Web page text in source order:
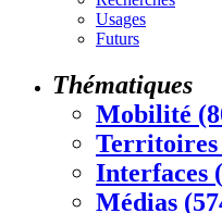
Usages
Futurs
Thématiques
Mobilité
Territoires
Interfaces
Médias